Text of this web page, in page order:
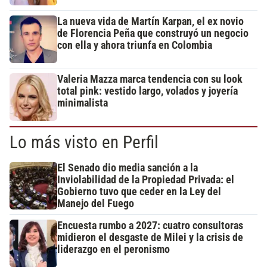
La nueva vida de Martín Karpan, el ex novio
de Florencia Peña que construyó un negocio
con ella y ahora triunfa en Colombia
Valeria Mazza marca tendencia con su look
total pink: vestido largo, volados y joyería
minimalista
Lo más visto en Perfil
El Senado dio media sanción a la
Inviolabilidad de la Propiedad Privada: el
Gobierno tuvo que ceder en la Ley del
Manejo del Fuego
Encuesta rumbo a 2027: cuatro consultoras
midieron el desgaste de Milei y la crisis de
liderazgo en el peronismo